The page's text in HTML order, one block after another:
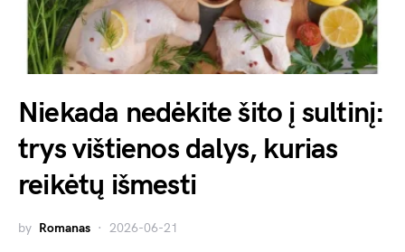
Niekada nedėkite šito į sultinį:
trys vištienos dalys, kurias
reikėtų išmesti
by Romanas 2026-06-21